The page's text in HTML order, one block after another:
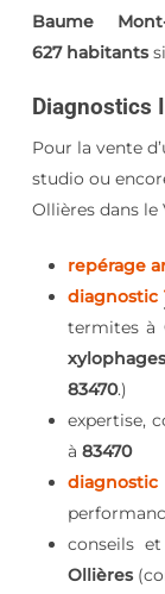
Baume
627 habitants
Diagnostics
Pour la vente
studio ou
Ollières dans le
repérage
diagnostic
termites à
xylophages
83470.)
expertise,
à 83470
conseils
Ollières